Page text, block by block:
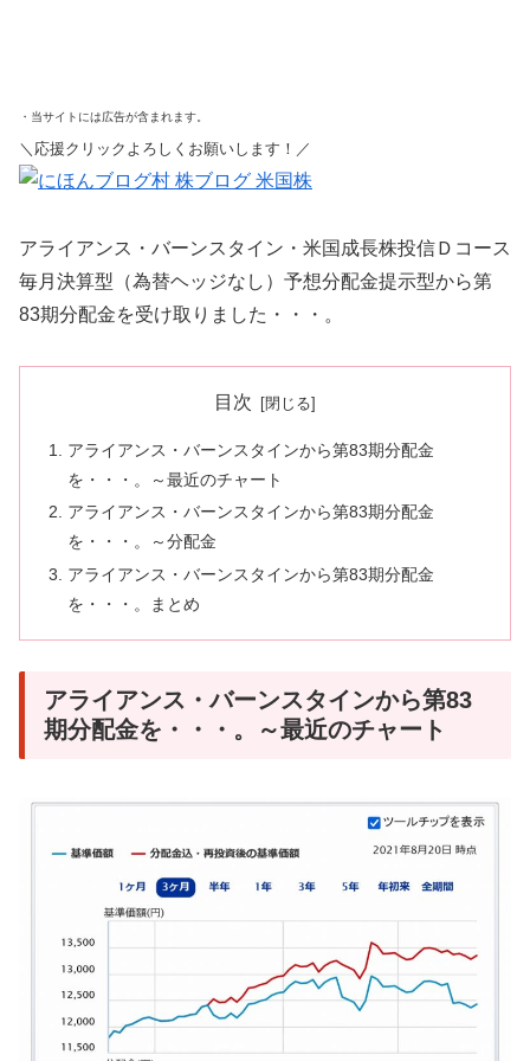
・当サイトには広告が含まれます。
＼応援クリックよろしくお願いします！／
アライアンス・バーンスタイン・米国成長株投信Ｄコース
毎月決算型（為替ヘッジなし）予想分配金提示型から第
83期分配金を受け取りました・・・。
目次
アライアンス・バーンスタインから第83期分配金
を・・・。～最近のチャート
アライアンス・バーンスタインから第83期分配金
を・・・。～分配金
アライアンス・バーンスタインから第83期分配金
を・・・。まとめ
アライアンス・バーンスタインから第83
期分配金を・・・。～最近のチャート